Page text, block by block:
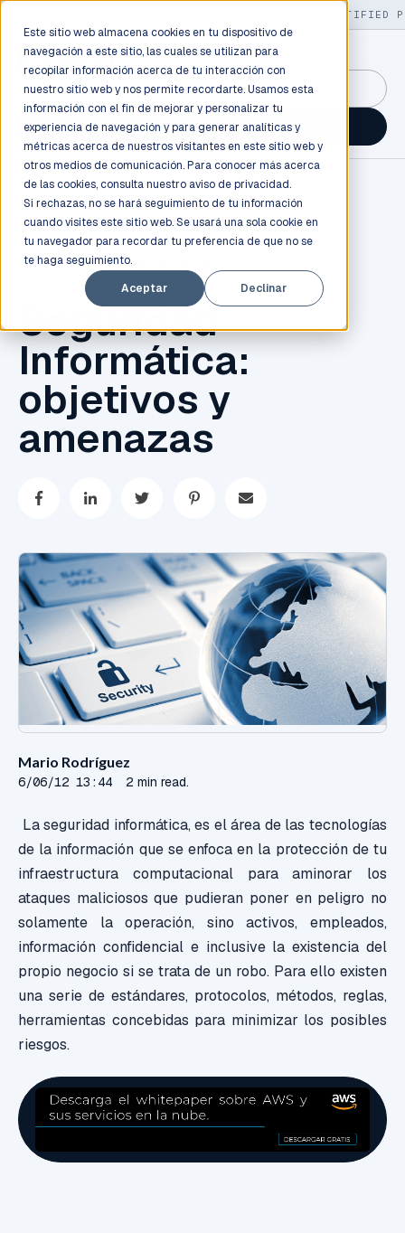
Este sitio web almacena cookies en tu dispositivo de
navegación a este sitio, las cuales se utilizan para
recopilar información acerca de tu interacción con
nuestro sitio web y nos permite recordarte. Usamos esta
información con el fin de mejorar y personalizar tu
experiencia de navegación y para generar analíticas y
métricas acerca de nuestros visitantes en este sitio web y
otros medios de comunicación. Para conocer más acerca
de las cookies, consulta nuestro aviso de privacidad.
Si rechazas, no se hará seguimiento de tu información
cuando visites este sitio web. Se usará una sola cookie en
tu navegador para recordar tu preferencia de que no se
te haga seguimiento.
Aceptar
Declinar
130+ CERTIFIED
GuidancePlex →
Talk to an engineer →
PLANEACIÓN DE CONTINGENCIAS
Seguridad
Informática:
objetivos y
amenazas
Mario Rodríguez
6/06/12 13:44 2 min read.
La seguridad informática, es el área de las tecnologías
de la información que se enfoca en la protección de tu
infraestructura computacional para aminorar los
ataques maliciosos que pudieran poner en peligro no
solamente la operación, sino activos, empleados,
información confidencial e inclusive la existencia del
propio negocio si se trata de un robo. Para ello existen
una serie de estándares, protocolos, métodos, reglas,
herramientas concebidas para minimizar los posibles
riesgos.